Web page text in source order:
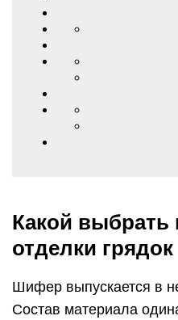
Какой
отделки грядок
Шифер выпускается в
Состав материала